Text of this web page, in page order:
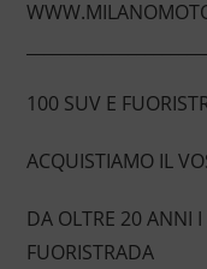
100 SUV E
ACQUISTIAMO IL
DA OLTRE 20 ANNI
FUORISTRADA